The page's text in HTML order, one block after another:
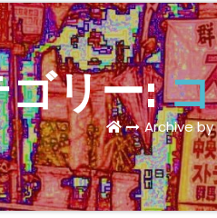
ゴリー:
Archive by